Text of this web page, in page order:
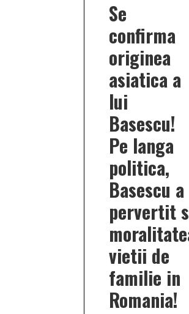
Se
confirma
originea
asiatica a
lui
Basescu!
Pe langa
politica,
Basescu a
pervertit
vietii de
familie in
Romania!